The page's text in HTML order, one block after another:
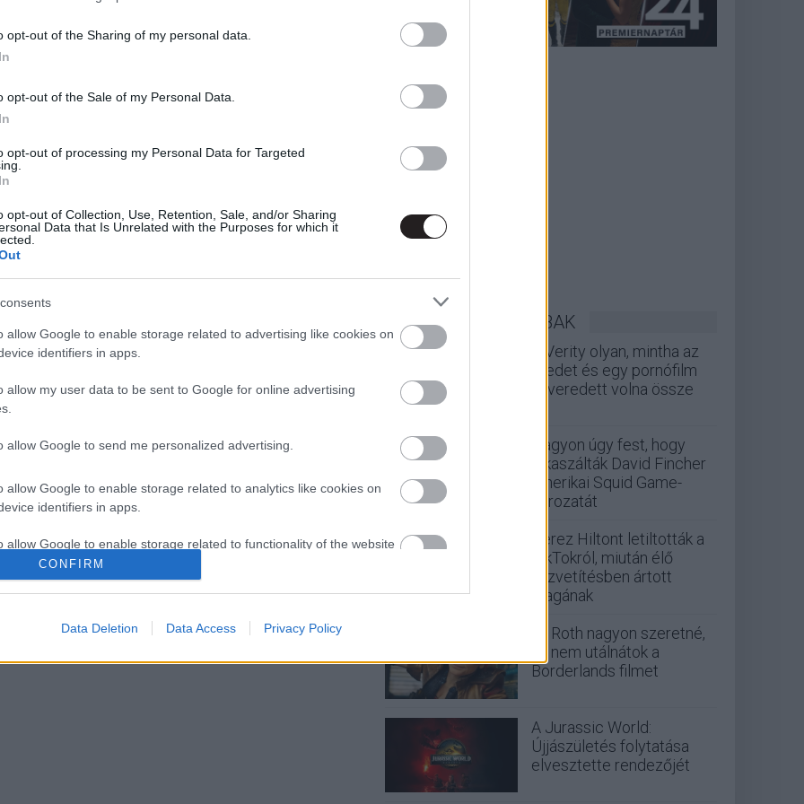
opt-out of the Sharing of my personal data.
opt-out of the Sale of my Personal Data.
opt-out of processing my Personal Data for Targeted
opt-out of Collection, Use, Retention, Sale, and/or Sharing
Data that Is Unrelated with the Purposes for which it
allow Google to enable storage related to advertising like cookies on
identifiers in apps.
allow my user data to be sent to Google for online advertising
allow Google to send me personalized advertising.
allow Google to enable storage related to analytics like cookies on
identifiers in apps.
allow Google to enable storage related to functionality of the website
functionality and fraud prevention, and other user protection.
CONFIRM
Data Deletion Data Access Privacy Policy
kap a Galaxis útikalauz
ezúttal a Hulun elevenedik meg sorozat
a Jack Ryan sorozat első trailere
már azt is tudjuk, hogyan fog kinézni a
befutott a teljes trailer is.
rendező készíti a Jack Ryan-sorozat
berendelte a Tom Clancy népszerű karakterére
LEGOLVASOTTABBAK
A Verity olyan, mintha az
Eredet és egy pornófilm
keveredett volna össze
Nagyon úgy fest, hogy
elkaszálták David Fincher
amerikai Squid Game-
sorozatát
Perez Hiltont letiltották a
TikTokról, miután élő
közvetítésben ártott
magának
Eli Roth nagyon szeretné,
ha nem utálnátok a
Borderlands filmet
A Jurassic World:
Újjászületés folytatása
elvesztette rendezőjét